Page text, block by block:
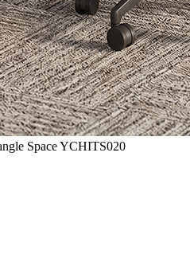
Space YCHITS020